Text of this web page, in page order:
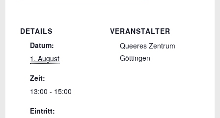
DETAILS
Datum:
1. August
Zeit:
13:00 - 15:00
Eintritt:
VERANSTALTER
Queeres Zentrum
Göttingen